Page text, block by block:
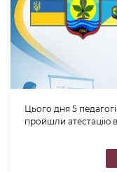
Цього дня 5
пройшли атестацію